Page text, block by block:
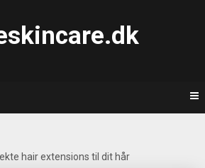
hair extensions til dit hår